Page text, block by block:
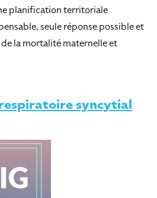
planification territoriale
seule réponse possible et
la mortalité maternelle et
syncytial